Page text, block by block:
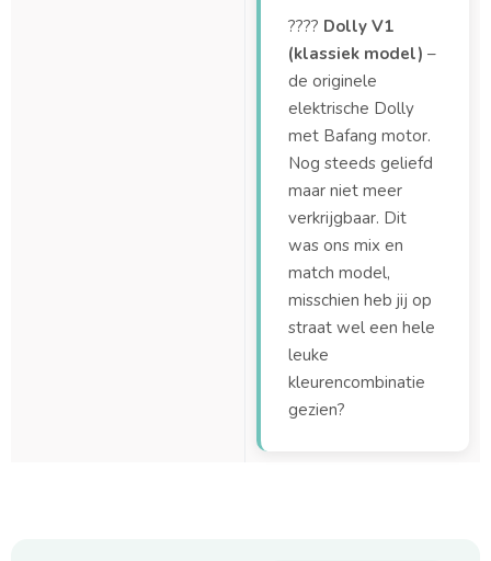
???? Dolly V1
(klassiek model) –
de originele
elektrische Dolly
met Bafang motor.
Nog steeds geliefd
maar niet meer
verkrijgbaar. Dit
was ons mix en
match model,
misschien heb jij op
straat wel een hele
leuke
kleurencombinatie
gezien?